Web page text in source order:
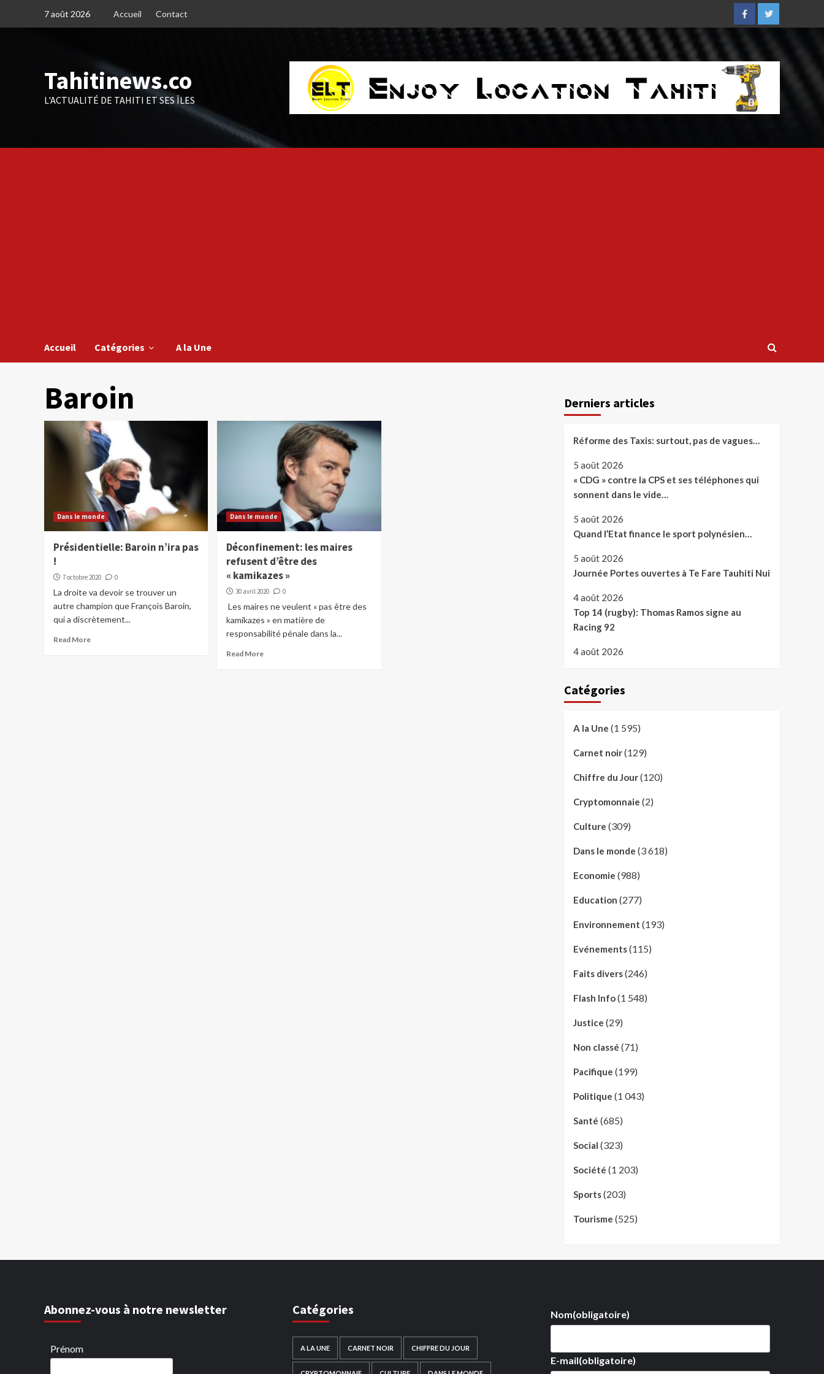
7 août 2026 Accueil Contact
FacebookTwitter
Tahitinews.co
L'ACTUALITÉ DE TAHITI ET SES ÎLES
Accueil Catégories A la Une
Baroin
Dans le monde
Présidentielle: Baroin n’ira pas
!
7 octobre 2020 0
La droite va devoir se trouver un
autre champion que François Baroin,
qui a discrètement...
Read More
Dans le monde
Déconfinement: les maires
refusent d’être des
« kamikazes »
30 avril 2020 0
Les maires ne veulent « pas être des
kamikazes » en matière de
responsabilité pénale dans la...
Read More
Derniers articles
Réforme des Taxis: surtout, pas de vagues…
5 août 2026
« CDG » contre la CPS et ses téléphones qui
sonnent dans le vide…
5 août 2026
Quand l’Etat finance le sport polynésien…
5 août 2026
Journée Portes ouvertes à Te Fare Tauhiti Nui
4 août 2026
Top 14 (rugby): Thomas Ramos signe au
Racing 92
4 août 2026
Catégories
A la Une (1 595)
Carnet noir(129)
Chiffre du Jour(120)
Cryptomonnaie (2)
Culture (309)
Dans le monde (3 618)
Economie (988)
Education (277)
Environnement (193)
Evénements(115)
Faits divers(246)
Flash Info(1 548)
Justice (29)
Non classé (71)
Pacifique (199)
Politique (1 043)
Santé (685)
Social (323)
Société (1 203)
Sports(203)
Tourisme (525)
Abonnez-vous à notre newsletter
Prénom
Catégories
A LA UNE CARNET NOIR CHIFFRE DU JOUR
Nom(obligatoire)
E-mail(obligatoire)